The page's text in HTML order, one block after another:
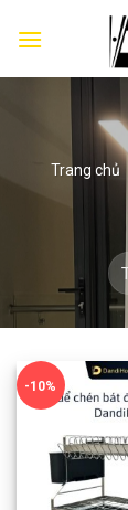
Trang chủ
-10%